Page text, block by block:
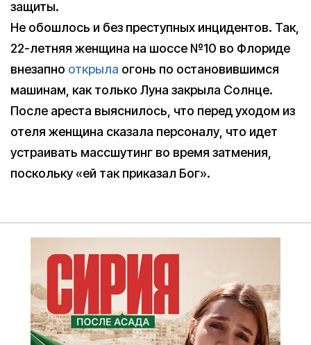
защиты.
Не обошлось и без преступных инцидентов. Так,
22-летняя женщина на шоссе №10 во Флориде
внезапно открыла огонь по остановившимся
машинам, как только Луна закрыла Солнце.
После ареста выяснилось, что перед уходом из
отеля женщина сказала персоналу, что идет
устраивать массшутинг во время затмения,
поскольку «ей так приказал Бог».